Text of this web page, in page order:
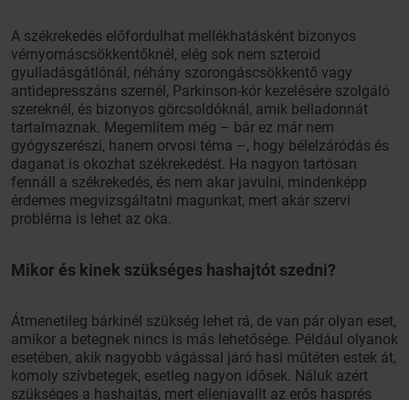
A székrekedés előfordulhat mellékhatásként bizonyos
vérnyomáscsökkentőknél, elég sok nem szteroid
gyulladásgátlónál, néhány szorongáscsökkentő vagy
antidepresszáns szernél, Parkinson-kór kezelésére szolgáló
szereknél, és bizonyos görcsoldóknál, amik belladonnát
tartalmaznak. Megemlítem még – bár ez már nem
gyógyszerészi, hanem orvosi téma –, hogy bélelzáródás és
daganat is okozhat székrekedést. Ha nagyon tartósan
fennáll a székrekedés, és nem akar javulni, mindenképp
érdemes megvizsgáltatni magunkat, mert akár szervi
probléma is lehet az oka.
Mikor és kinek szükséges hashajtót szedni?
Átmenetileg bárkinél szükség lehet rá, de van pár olyan eset,
amikor a betegnek nincs is más lehetősége. Például olyanok
esetében, akik nagyobb vágással járó hasi műtéten estek át,
komoly szívbetegek, esetleg nagyon idősek. Náluk azért
szükséges a hashajtás, mert ellenjavallt az erős hasprés